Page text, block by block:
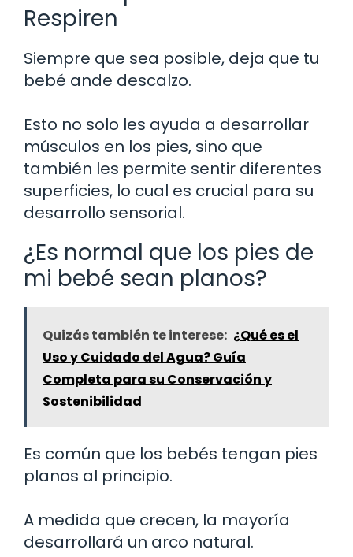
Respiren
Siempre que sea posible, deja que tu
bebé ande descalzo.
Esto no solo les ayuda a desarrollar
músculos en los pies, sino que
también les permite sentir diferentes
superficies, lo cual es crucial para su
desarrollo sensorial.
¿Es normal que los pies de
mi bebé sean planos?
Quizás también te interese: ¿Qué es el
Uso y Cuidado del Agua? Guía
Completa para su Conservación y
Sostenibilidad
Es común que los bebés tengan pies
planos al principio.
A medida que crecen, la mayoría
desarrollará un arco natural.